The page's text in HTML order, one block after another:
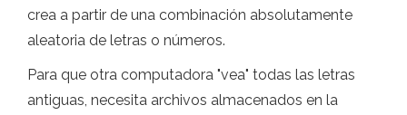
crea a partir de una combinación absolutamente
aleatoria de letras o números.
Para que otra computadora "vea" todas las letras
antiguas, necesita archivos almacenados en la